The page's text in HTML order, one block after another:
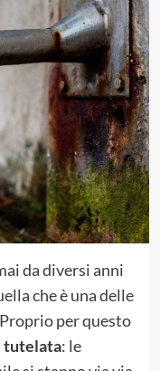
da diversi anni
che è una delle
per questo
tutelata: le